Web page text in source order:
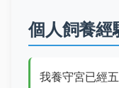
個人飼養經
我養守宮已經